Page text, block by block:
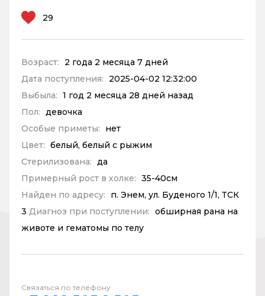
29
Возраст:
2 года 2 месяца 7 дней
Дата поступления:
2025-04-02 12:32:00
Выбыла: 1 год 2 месяца 28 дней назад
Пол: девочка
Особые приметы:
нет
Цвет: белый, белый с рыжим
Стерилизована: да
Примерный рост в холке: 35-40см
Найден по адресу:
п. Энем, ул. Буденого 1/1, ТСК
3 Диагноз при поступлении: обширная рана на
животе и гематомы по телу
Связаться по телефону